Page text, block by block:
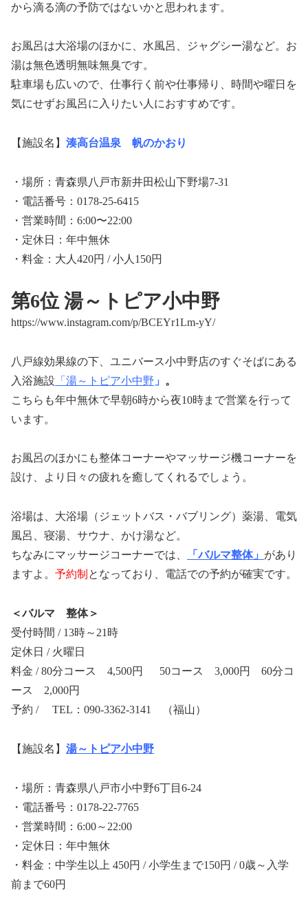
から滴る滴の予防ではないかと思われます。
お風呂は大浴場のほかに、水風呂、ジャグシー湯など。お
湯は無色透明無味無臭です。
駐車場も広いので、仕事行く前や仕事帰り、時間や曜日を
気にせずお風呂に入りたい人におすすめです。
【施設名】 湊高台温泉 帆のかおり
・場所：青森県八戸市新井田松山下野場7-31
・電話番号：0178-25-6415
・営業時間：6:00〜22:00
・定休日：年中無休
・料金：大人420円 / 小人150円
第6位 湯～トピア小中野
https://www.instagram.com/p/BCEYr1Lm-yY/
八戸線効果線の下、ユニバース小中野店のすぐそばにある
入浴施設 「湯～トピア小中野 」 。
こちらも年中無休で早朝6時から夜10時まで営業を行って
います。
お風呂のほかにも整体コーナーやマッサージ機コーナーを
設け、より日々の疲れを癒してくれるでしょう。
浴場は、大浴場（ジェットバス・バブリング）薬湯、電気
風呂、寝湯、サウナ、かけ湯など。
ちなみにマッサージコーナーでは、
「バルマ整体」 があり
ますよ。 予約制 となっており、電話での予約が確実です。
＜バルマ 整体＞
受付時間 / 13時～21時
定休日 / 火曜日
料金 / 80分コース 4,500円 50コース 3,000円 60分コ
ース 2,000円
予約 / TEL：090-3362-3141 （福山）
【施設名】 湯～トピア小中野
・場所：青森県八戸市小中野6丁目6-24
・電話番号：0178-22-7765
・営業時間：6:00～22:00
・定休日：年中無休
・料金：中学生以上 450円 / 小学生まで150円 / 0歳～入学
前まで60円